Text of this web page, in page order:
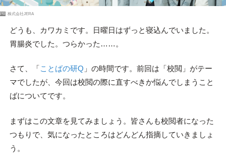
PR 株式会社JERA
どうも、カワカミです。日曜日はずっと寝込んでいました。
胃腸炎でした。つらかった……。
さて、「 ことばの研Q 」の時間です。前回は「校閲」がテー
マでしたが、今回は校閲の際に直すべきか悩んでしまうこと
ばについてです。
まずはこの文章を見てみましょう。皆さんも校閲者になった
つもりで、気になったところはどんどん指摘していきましょ
う。